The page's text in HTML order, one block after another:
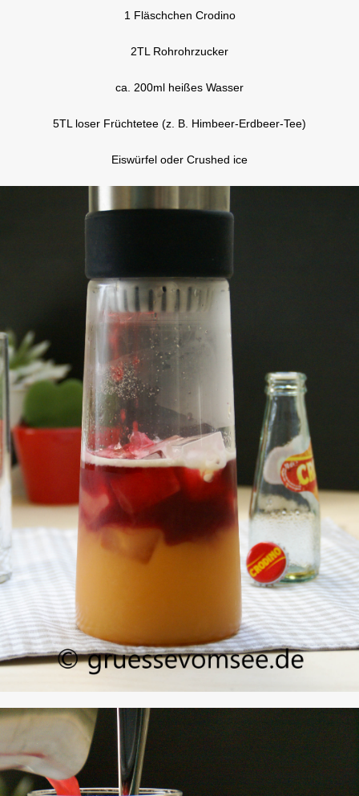
1 Fläschchen Crodino
2TL Rohrohrzucker
ca. 200ml heißes Wasser
5TL loser Früchtetee (z. B. Himbeer-Erdbeer-Tee)
Eiswürfel oder Crushed ice